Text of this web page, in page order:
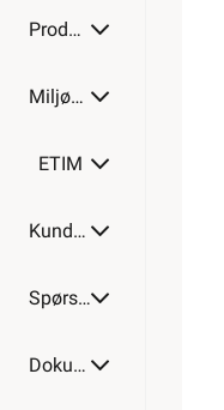
Produktdetaljer
Miljøparametere
ETIM
Kundeomtale
Spørsmål og svar
Dokumentasjon